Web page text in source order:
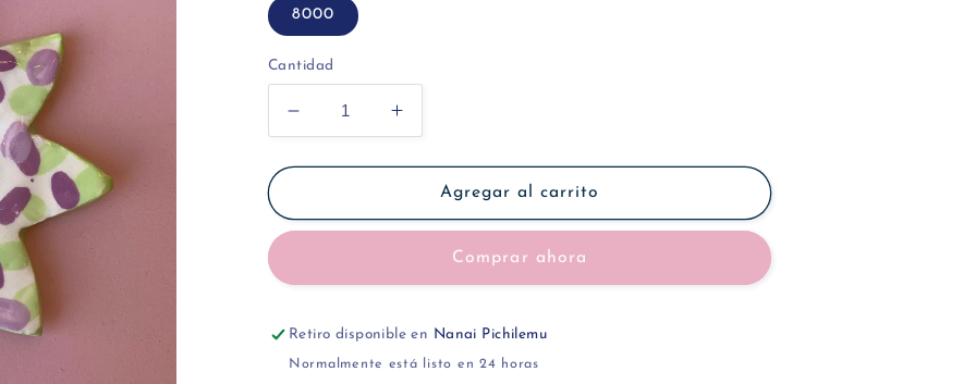
8000
Cantidad
Reducir
cantidad
para
de
Aumentar
cantidad
para
Colgante
de
Agregar al carrito
Comprar ahora
Retiro disponible en Nanai Pichilemu
Normalmente está listo en 24 horas